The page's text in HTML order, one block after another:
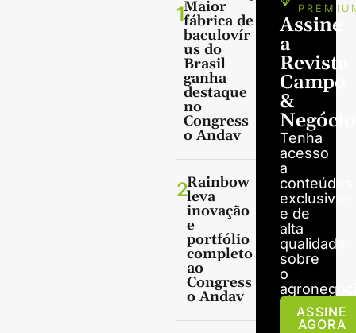
1Maior
fábrica de
baculovír
us do
Brasil
ganha
destaque
no
Congress
o Andav
2Rainbow
leva
inovação
e
portfólio
completo
ao
Congress
o Andav
Assine
a
Revista
Campo
&
Tenha
acesso
a
conteúdos
exclusivos
e de
alta
qualidade
sobre
o
ASSINE
AGORA